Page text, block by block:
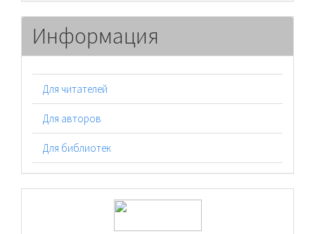
Информация
Для читателей
Для авторов
Для библиотек